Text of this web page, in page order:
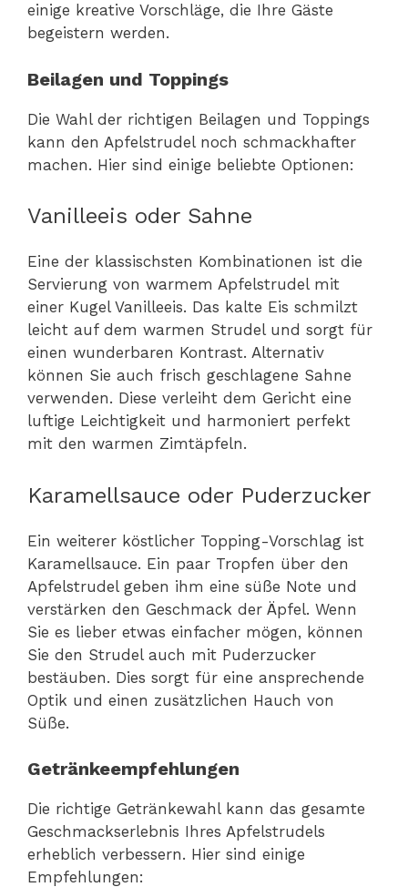
einige kreative Vorschläge, die Ihre Gäste
begeistern werden.
Beilagen und Toppings
Die Wahl der richtigen Beilagen und Toppings
kann den Apfelstrudel noch schmackhafter
machen. Hier sind einige beliebte Optionen:
Vanilleeis oder Sahne
Eine der klassischsten Kombinationen ist die
Servierung von warmem Apfelstrudel mit
einer Kugel Vanilleeis. Das kalte Eis schmilzt
leicht auf dem warmen Strudel und sorgt für
einen wunderbaren Kontrast. Alternativ
können Sie auch frisch geschlagene Sahne
verwenden. Diese verleiht dem Gericht eine
luftige Leichtigkeit und harmoniert perfekt
mit den warmen Zimtäpfeln.
Karamellsauce oder Puderzucker
Ein weiterer köstlicher Topping-Vorschlag ist
Karamellsauce. Ein paar Tropfen über den
Apfelstrudel geben ihm eine süße Note und
verstärken den Geschmack der Äpfel. Wenn
Sie es lieber etwas einfacher mögen, können
Sie den Strudel auch mit Puderzucker
bestäuben. Dies sorgt für eine ansprechende
Optik und einen zusätzlichen Hauch von
Süße.
Getränkeempfehlungen
Die richtige Getränkewahl kann das gesamte
Geschmackserlebnis Ihres Apfelstrudels
erheblich verbessern. Hier sind einige
Empfehlungen: